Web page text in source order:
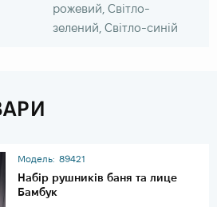
рожевий, Світло-
зелений, Світло-синій
Модель: 89421
Набір рушників баня та лице
Бамбук